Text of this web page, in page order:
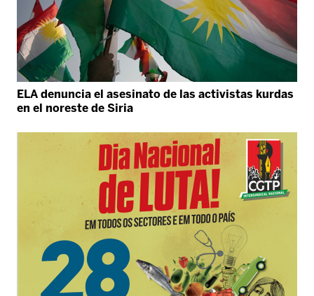
ELA denuncia el asesinato de las activistas kurdas
en el noreste de Siria